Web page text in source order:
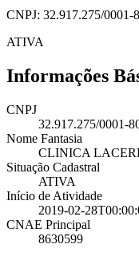
CNPJ: 32.917.275/0001-
ATIVA
Informações
CNPJ
32.917.275/0001-
Nome Fantasia
CLINICA
Situação Cadastral
ATIVA
Início de Atividade
2019-02-
CNAE Principal
8630599